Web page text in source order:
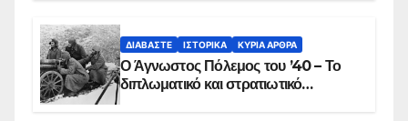
ΔΙΑΒΆΣΤΕ ΙΣΤΟΡΙΚΆ ΚΥΡΙΑ ΑΡΘΡΑ
Ο Άγνωστος Πόλεμος του ’40 – Το
διπλωματικό και στρατιωτικό